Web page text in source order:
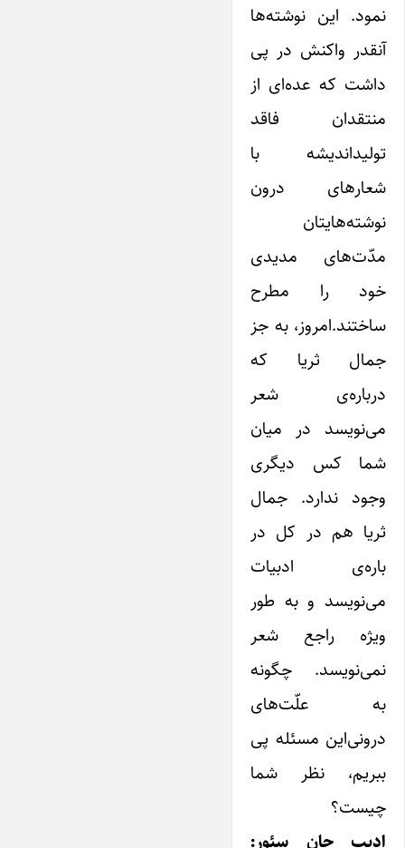
نمود. ‌این نوشته‌ها
آنقدر واکنش در پی
داشت که عده‌ای از
منتقدان فاقد
تولید‌اندیشه با
شعارهای درون
نوشته‌هایتان
مدّت‌های مدیدی
خود را مطرح
ساختند.‌امروز، به جز
جمال ثریا که
درباره‌ی شعر
می‌نویسد در میان
شما کس دیگری
وجود ندارد. جمال
ثریا هم در کل در
باره‌ی ادبیات
می‌نویسد و به طور
ویژه راجع شعر
نمی‌نویسد. چگونه
به علّت‌های
درونی‌این مسئله پی
ببریم، نظر شما
چیست؟
ادیب جان سئور: